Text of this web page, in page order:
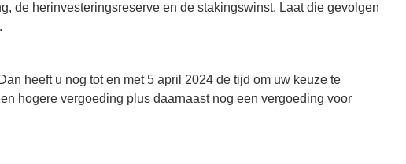
de herinvesteringsreserve en de stakingswinst. Laat die gevolgen
heeft u nog tot en met 5 april 2024 de tijd om uw keuze te
hogere vergoeding plus daarnaast nog een vergoeding voor